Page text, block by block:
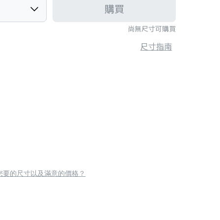
尚無尺寸可購買
購買
尺寸指南
要的尺寸以及滿意的價格？